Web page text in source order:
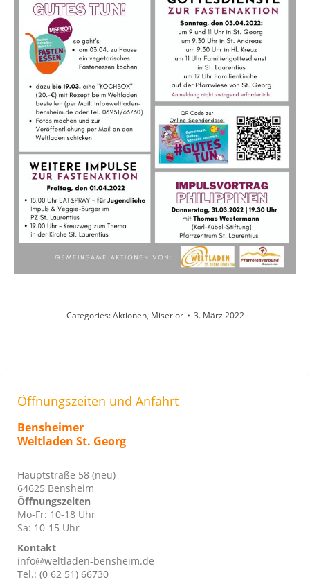
Categories:Aktionen, Miserior 3. März 2022
Öffnungszeiten und Anfahrt
Bensheimer
Weltladen St. Georg
Hauptstraße 58 (neu)
64625 Bensheim
Öffnungszeiten
Mo-Fr: 10-18 Uhr
Sa: 10-15 Uhr
Kontakt
info@weltladen-bensheim.de
Tel.: (0 62 51) 66730